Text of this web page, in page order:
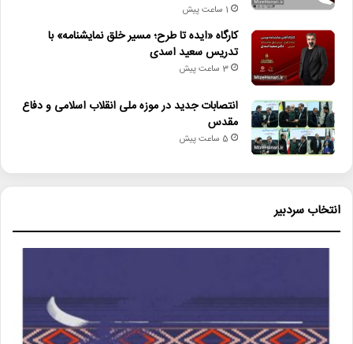
1 ساعت پیش
کارگاه «ایده تا طرح؛ مسیر خلق نمایشنامه» با
تدریس سعید اسدی
3 ساعت پیش
انتصابات جدید در موزه ملی انقلاب اسلامی و دفاع
مقدس
5 ساعت پیش
انتخاب سردبیر